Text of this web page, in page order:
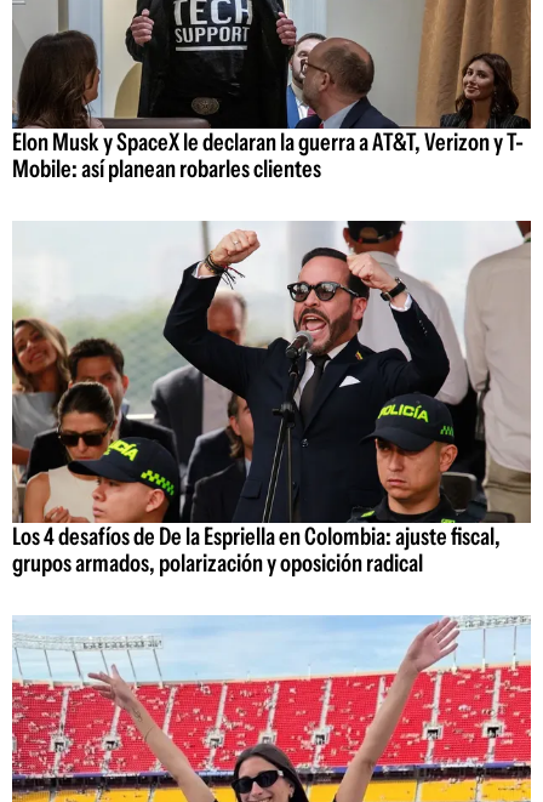
Elon Musk y SpaceX le declaran la guerra a AT&T, Verizon y T-
Mobile: así planean robarles clientes
Los 4 desafíos de De la Espriella en Colombia: ajuste fiscal,
grupos armados, polarización y oposición radical